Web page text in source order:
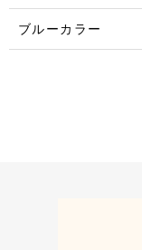
ブルーカラー